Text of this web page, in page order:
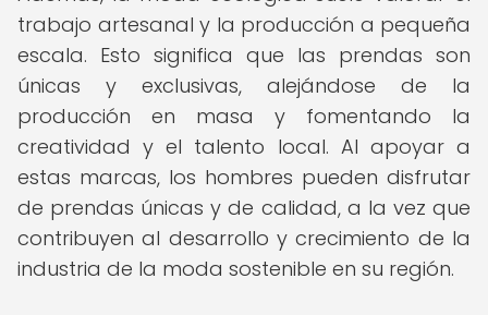
trabajo artesanal y la producción a pequeña
escala. Esto significa que las prendas son
únicas y exclusivas, alejándose de la
producción en masa y fomentando la
creatividad y el talento local. Al apoyar a
estas marcas, los hombres pueden disfrutar
de prendas únicas y de calidad, a la vez que
contribuyen al desarrollo y crecimiento de la
industria de la moda sostenible en su región.